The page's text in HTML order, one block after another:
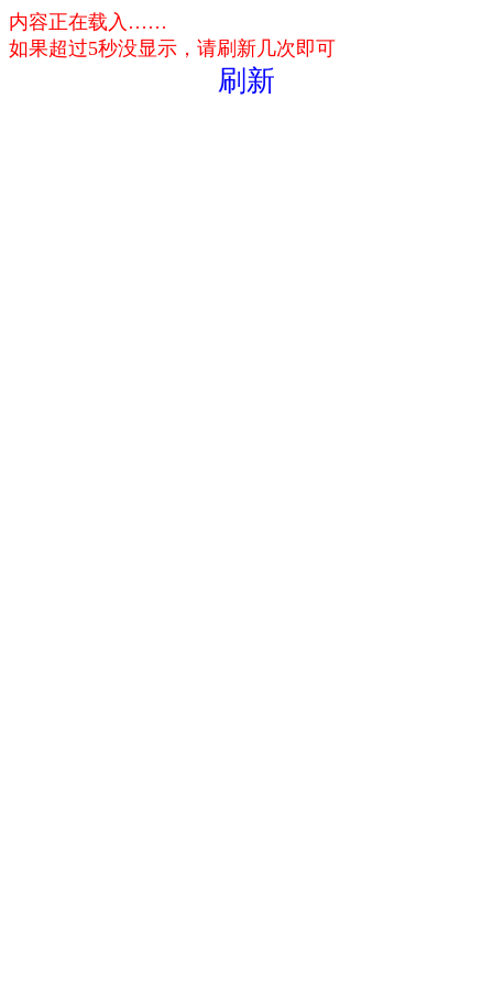
内容正在载入……
如果超过5秒没显示，请刷新几次即可
刷新